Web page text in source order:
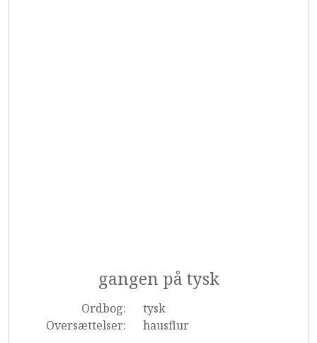
gangen på tysk
Ordbog:
tysk
Oversættelser:
hausflur